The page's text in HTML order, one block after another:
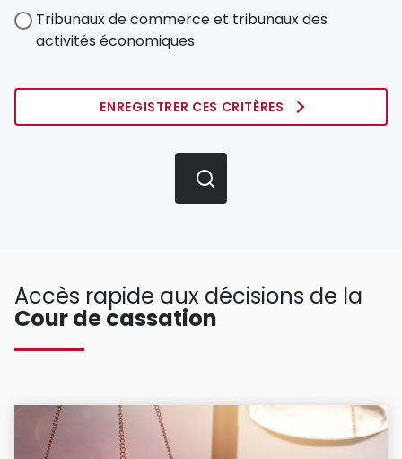
Tribunaux de commerce et tribunaux des
activités économiques
ENREGISTRER CES CRITÈRES
Accès rapide aux décisions de la
Cour de cassation